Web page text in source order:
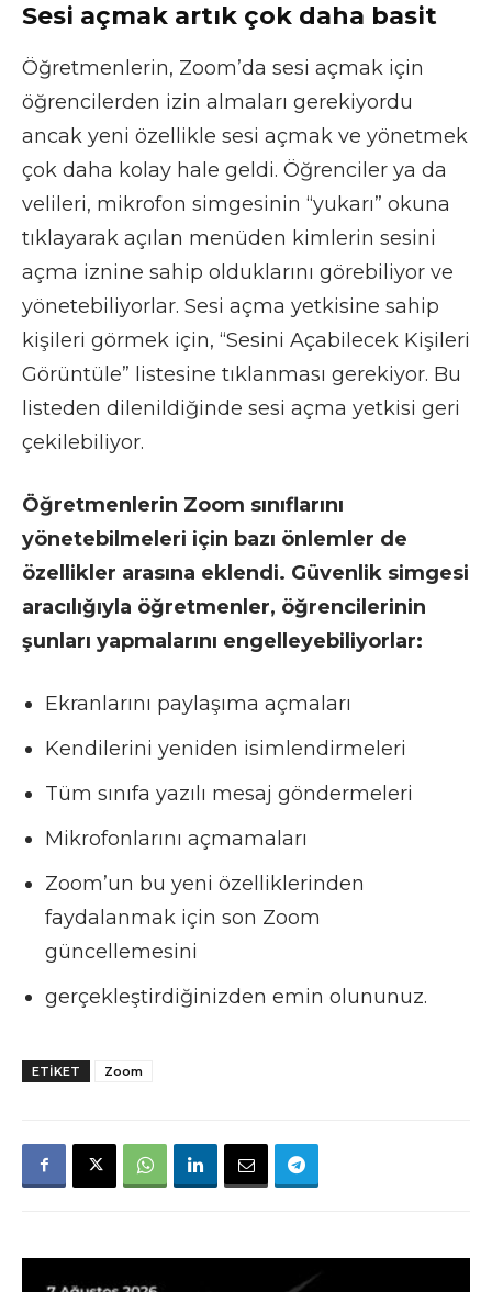
Sesi açmak artık çok daha basit
Öğretmenlerin, Zoom’da sesi açmak için
öğrencilerden izin almaları gerekiyordu
ancak yeni özellikle sesi açmak ve yönetmek
çok daha kolay hale geldi. Öğrenciler ya da
velileri, mikrofon simgesinin “yukarı” okuna
tıklayarak açılan menüden kimlerin sesini
açma iznine sahip olduklarını görebiliyor ve
yönetebiliyorlar. Sesi açma yetkisine sahip
kişileri görmek için, “Sesini Açabilecek Kişileri
Görüntüle” listesine tıklanması gerekiyor. Bu
listeden dilenildiğinde sesi açma yetkisi geri
çekilebiliyor.
Öğretmenlerin Zoom sınıflarını
yönetebilmeleri için bazı önlemler de
özellikler arasına eklendi. Güvenlik simgesi
aracılığıyla öğretmenler, öğrencilerinin
şunları yapmalarını engelleyebiliyorlar:
Ekranlarını paylaşıma açmaları
Kendilerini yeniden isimlendirmeleri
Tüm sınıfa yazılı mesaj göndermeleri
Mikrofonlarını açmamaları
Zoom’un bu yeni özelliklerinden
faydalanmak için son Zoom
güncellemesini
gerçekleştirdiğinizden emin olununuz.
ETIKET Zoom